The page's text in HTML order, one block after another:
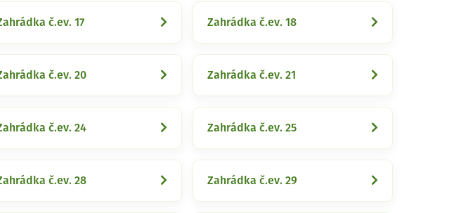
č.ev. 17 Zahrádka č.ev. 18
č.ev. 20 Zahrádka č.ev. 21
č.ev. 24 Zahrádka č.ev. 25
č.ev. 28 Zahrádka č.ev. 29